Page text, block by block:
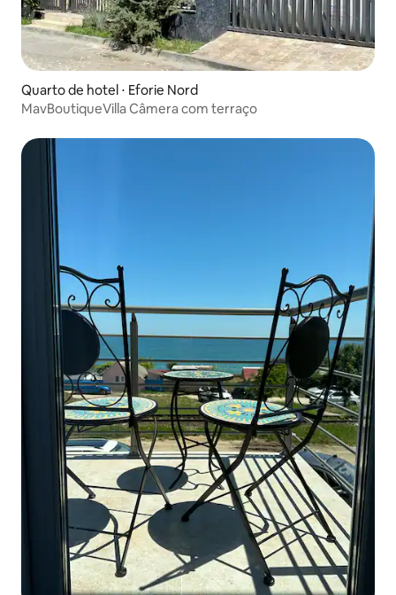
Quarto de hotel ⋅ Eforie Nord
MavBoutiqueVilla Câmera com terraço